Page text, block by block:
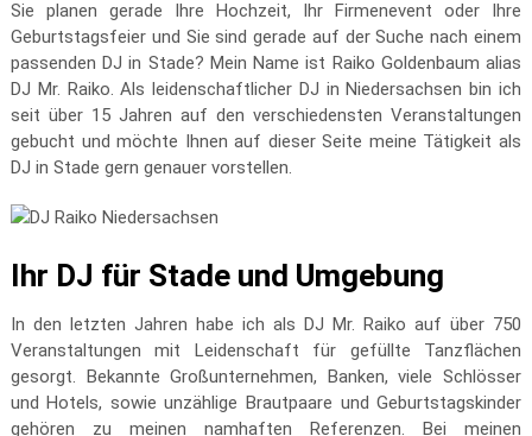
Sie planen gerade Ihre Hochzeit, Ihr Firmenevent oder Ihre
Geburtstagsfeier und Sie sind gerade auf der Suche nach einem
passenden DJ in Stade? Mein Name ist Raiko Goldenbaum alias
DJ Mr. Raiko. Als leidenschaftlicher DJ in Niedersachsen bin ich
seit über 15 Jahren auf den verschiedensten Veranstaltungen
gebucht und möchte Ihnen auf dieser Seite meine Tätigkeit als
DJ in Stade gern genauer vorstellen.
Ihr DJ für Stade und Umgebung
In den letzten Jahren habe ich als DJ Mr. Raiko auf über 750
Veranstaltungen mit Leidenschaft für gefüllte Tanzflächen
gesorgt. Bekannte Großunternehmen, Banken, viele Schlösser
und Hotels, sowie unzählige Brautpaare und Geburtstagskinder
gehören zu meinen namhaften Referenzen. Bei meinen